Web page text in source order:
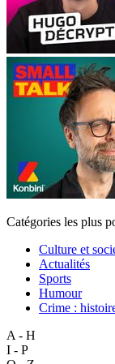
Catégories les plus
Culture et
Actualités
Sports
Humour
Crime :
A - H
I - P